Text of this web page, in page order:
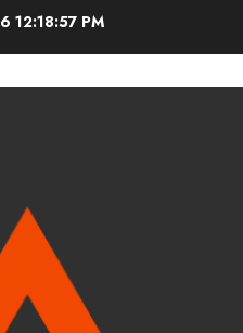
12:18:58 PM